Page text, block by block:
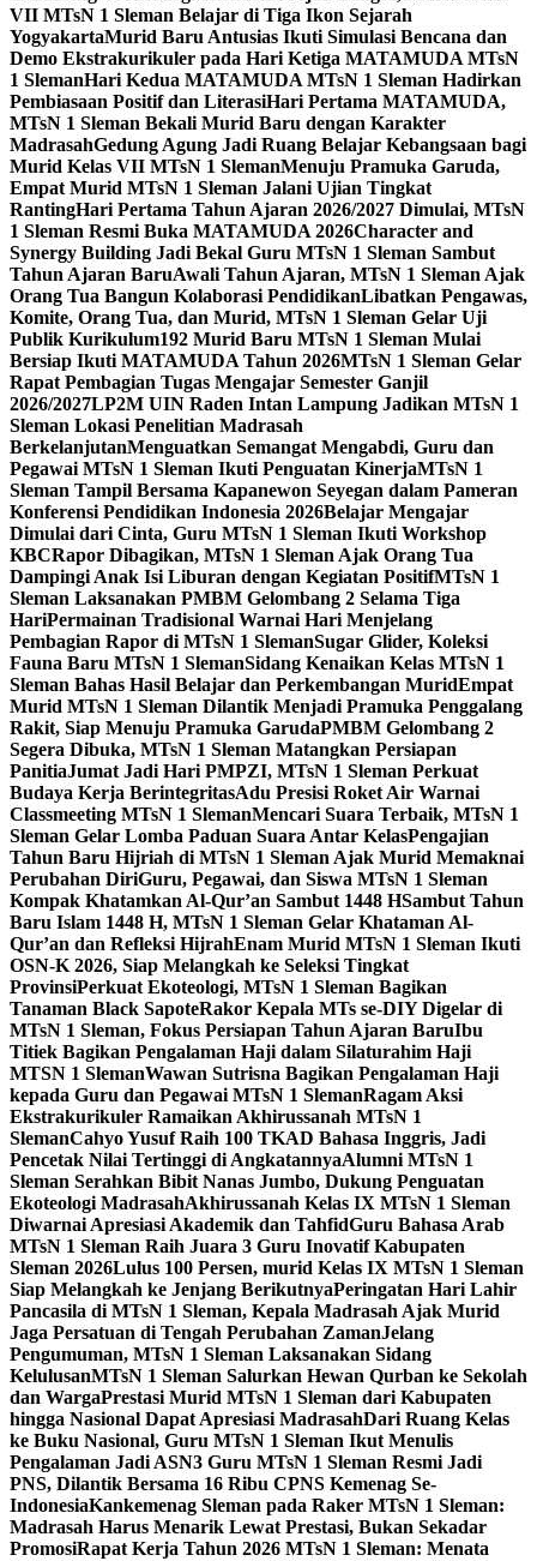
VII MTsN 1 Sleman Belajar di Tiga Ikon Sejarah
YogyakartaMurid Baru Antusias Ikuti Simulasi Bencana dan
Demo Ekstrakurikuler pada Hari Ketiga MATAMUDA MTsN
1 SlemanHari Kedua MATAMUDA MTsN 1 Sleman Hadirkan
Pembiasaan Positif dan LiterasiHari Pertama MATAMUDA,
MTsN 1 Sleman Bekali Murid Baru dengan Karakter
MadrasahGedung Agung Jadi Ruang Belajar Kebangsaan bagi
Murid Kelas VII MTsN 1 SlemanMenuju Pramuka Garuda,
Empat Murid MTsN 1 Sleman Jalani Ujian Tingkat
RantingHari Pertama Tahun Ajaran 2026/2027 Dimulai, MTsN
1 Sleman Resmi Buka MATAMUDA 2026Character and
Synergy Building Jadi Bekal Guru MTsN 1 Sleman Sambut
Tahun Ajaran BaruAwali Tahun Ajaran, MTsN 1 Sleman Ajak
Orang Tua Bangun Kolaborasi PendidikanLibatkan Pengawas,
Komite, Orang Tua, dan Murid, MTsN 1 Sleman Gelar Uji
Publik Kurikulum192 Murid Baru MTsN 1 Sleman Mulai
Bersiap Ikuti MATAMUDA Tahun 2026MTsN 1 Sleman Gelar
Rapat Pembagian Tugas Mengajar Semester Ganjil
2026/2027LP2M UIN Raden Intan Lampung Jadikan MTsN 1
Sleman Lokasi Penelitian Madrasah
BerkelanjutanMenguatkan Semangat Mengabdi, Guru dan
Pegawai MTsN 1 Sleman Ikuti Penguatan KinerjaMTsN 1
Sleman Tampil Bersama Kapanewon Seyegan dalam Pameran
Konferensi Pendidikan Indonesia 2026Belajar Mengajar
Dimulai dari Cinta, Guru MTsN 1 Sleman Ikuti Workshop
KBCRapor Dibagikan, MTsN 1 Sleman Ajak Orang Tua
Dampingi Anak Isi Liburan dengan Kegiatan PositifMTsN 1
Sleman Laksanakan PMBM Gelombang 2 Selama Tiga
HariPermainan Tradisional Warnai Hari Menjelang
Pembagian Rapor di MTsN 1 SlemanSugar Glider, Koleksi
Fauna Baru MTsN 1 SlemanSidang Kenaikan Kelas MTsN 1
Sleman Bahas Hasil Belajar dan Perkembangan MuridEmpat
Murid MTsN 1 Sleman Dilantik Menjadi Pramuka Penggalang
Rakit, Siap Menuju Pramuka GarudaPMBM Gelombang 2
Segera Dibuka, MTsN 1 Sleman Matangkan Persiapan
PanitiaJumat Jadi Hari PMPZI, MTsN 1 Sleman Perkuat
Budaya Kerja BerintegritasAdu Presisi Roket Air Warnai
Classmeeting MTsN 1 SlemanMencari Suara Terbaik, MTsN 1
Sleman Gelar Lomba Paduan Suara Antar KelasPengajian
Tahun Baru Hijriah di MTsN 1 Sleman Ajak Murid Memaknai
Perubahan DiriGuru, Pegawai, dan Siswa MTsN 1 Sleman
Kompak Khatamkan Al-Qur’an Sambut 1448 HSambut Tahun
Baru Islam 1448 H, MTsN 1 Sleman Gelar Khataman Al-
Qur’an dan Refleksi HijrahEnam Murid MTsN 1 Sleman Ikuti
OSN-K 2026, Siap Melangkah ke Seleksi Tingkat
ProvinsiPerkuat Ekoteologi, MTsN 1 Sleman Bagikan
Tanaman Black SapoteRakor Kepala MTs se-DIY Digelar di
MTsN 1 Sleman, Fokus Persiapan Tahun Ajaran BaruIbu
Titiek Bagikan Pengalaman Haji dalam Silaturahim Haji
MTSN 1 SlemanWawan Sutrisna Bagikan Pengalaman Haji
kepada Guru dan Pegawai MTsN 1 SlemanRagam Aksi
Ekstrakurikuler Ramaikan Akhirussanah MTsN 1
SlemanCahyo Yusuf Raih 100 TKAD Bahasa Inggris, Jadi
Pencetak Nilai Tertinggi di AngkatannyaAlumni MTsN 1
Sleman Serahkan Bibit Nanas Jumbo, Dukung Penguatan
Ekoteologi MadrasahAkhirussanah Kelas IX MTsN 1 Sleman
Diwarnai Apresiasi Akademik dan TahfidGuru Bahasa Arab
MTsN 1 Sleman Raih Juara 3 Guru Inovatif Kabupaten
Sleman 2026Lulus 100 Persen, murid Kelas IX MTsN 1 Sleman
Siap Melangkah ke Jenjang BerikutnyaPeringatan Hari Lahir
Pancasila di MTsN 1 Sleman, Kepala Madrasah Ajak Murid
Jaga Persatuan di Tengah Perubahan ZamanJelang
Pengumuman, MTsN 1 Sleman Laksanakan Sidang
KelulusanMTsN 1 Sleman Salurkan Hewan Qurban ke Sekolah
dan WargaPrestasi Murid MTsN 1 Sleman dari Kabupaten
hingga Nasional Dapat Apresiasi MadrasahDari Ruang Kelas
ke Buku Nasional, Guru MTsN 1 Sleman Ikut Menulis
Pengalaman Jadi ASN3 Guru MTsN 1 Sleman Resmi Jadi
PNS, Dilantik Bersama 16 Ribu CPNS Kemenag Se-
IndonesiaKankemenag Sleman pada Raker MTsN 1 Sleman:
Madrasah Harus Menarik Lewat Prestasi, Bukan Sekadar
PromosiRapat Kerja Tahun 2026 MTsN 1 Sleman: Menata